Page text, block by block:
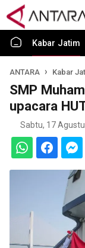
Kabar Jatim
ANTARA Kabar
SMP
upacara
Sabtu, 17